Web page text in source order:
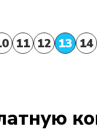
11 12 13 14